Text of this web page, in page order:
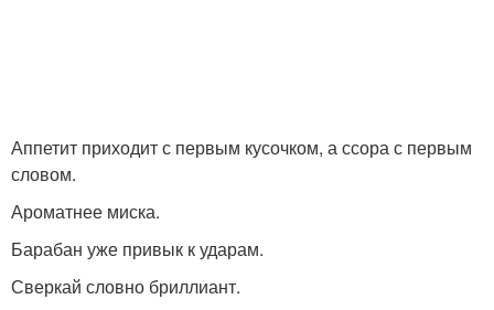
Аппетит приходит с первым кусочком, а ссора с первым
словом.
Ароматнее миска.
Барабан уже привык к ударам.
Сверкай словно бриллиант.